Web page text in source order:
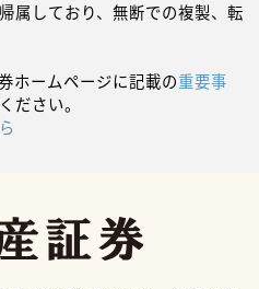
属しており、無断での複製、転
ホームページに記載の重要事
ださい。